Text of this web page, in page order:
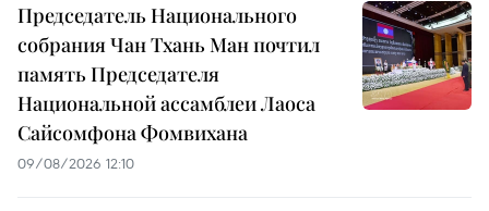
Председатель Национального
собрания Чан Тхань Ман почтил
память Председателя
Национальной ассамблеи Лаоса
Сайсомфона Фомвихана
09/08/2026 12:10